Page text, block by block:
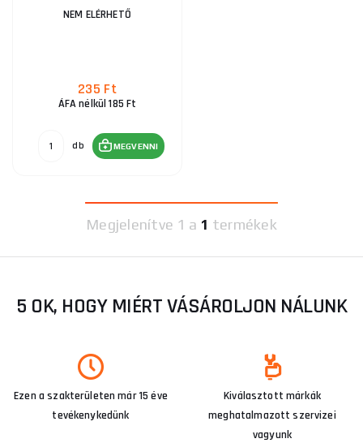
NEM ELÉRHETŐ
235 Ft
ÁFA nélkül 185 Ft
db MEGVENNI
Megjelenítve 1 a 1 termékek
5 OK, HOGY MIÉRT VÁSÁROLJON NÁLUNK
Ezen a szakterületen már 15 éve
tevékenykedünk
Kiválasztott márkák
meghatalmazott szervizei
vagyunk